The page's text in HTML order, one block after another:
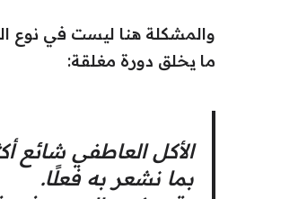
والمشكلة هنا ليست في نوع
ما يخلق دورة مغلقة:
الأكل العاطفي شائع
بما نشعر به فعلًا.